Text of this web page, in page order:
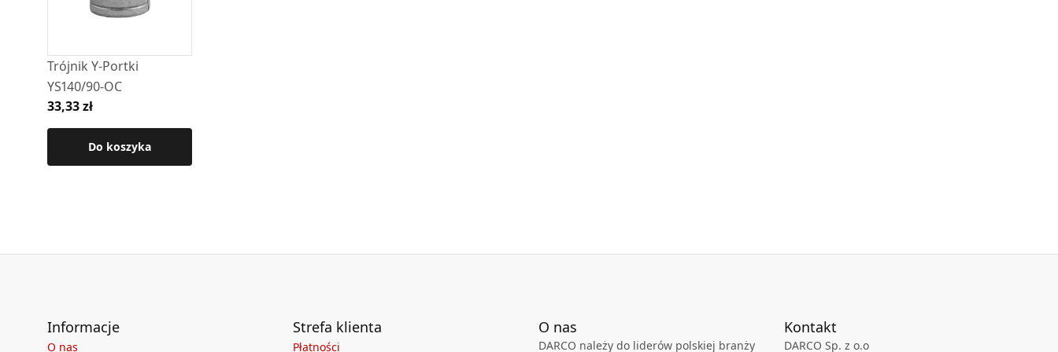
Szczegółowe wymiary oraz pozostałe parametry techniczne dostępne są w karcie technicznej
Trójnik Y-Portki
YS140/90-OC
33,33 zł
Do koszyka
Informacje
O nas
Strefa klienta
Płatności
O nas
DARCO należy do liderów polskiej branży
Kontakt
DARCO Sp. z o.o